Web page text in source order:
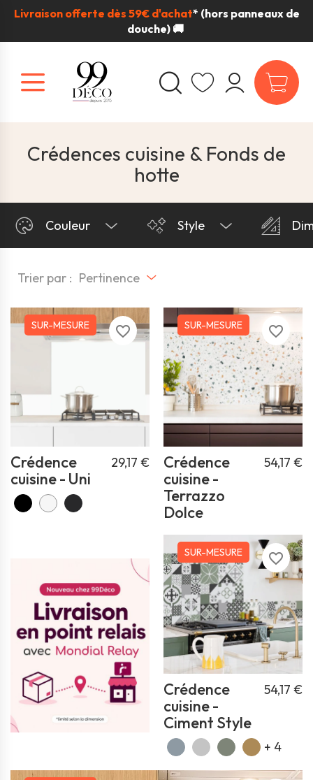
Livraison offerte dès 59€ d'achat* (hors panneaux de
douche) 🚚
Crédences cuisine & Fonds de
hotte
Couleur Style
Trier par : Pertinence
favorite_border
Crédence
cuisine - Uni
29,17 €
SUR-MESURE favorite_border
Crédence
cuisine -
Terrazzo
Dolce
54,17 €
SUR-MESURE
favorite_border
Crédence
cuisine -
Ciment Style
54,17 €
+ 4
SUR-MESURE